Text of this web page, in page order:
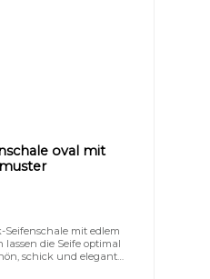
oval mit
mit edlem
die Seife optimal
schick und elegant
Überschriften